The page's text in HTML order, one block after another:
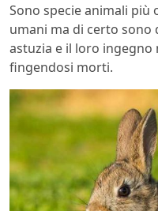
Sono specie animali più
umani ma di certo sono
astuzia e il loro ingegno
fingendosi morti.